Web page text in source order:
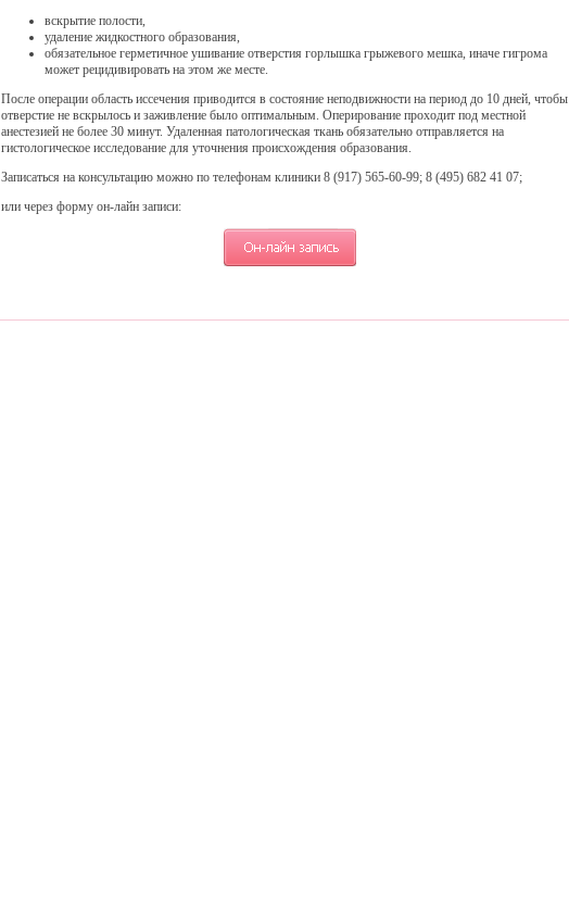
вскрытие полости,
удаление жидкостного образования,
обязательное герметичное ушивание отверстия горлышка грыжевого мешка, иначе гигрома
может рецидивировать на этом же месте.
После операции область иссечения приводится в состояние неподвижности на период до 10 дней, чтобы
отверстие не вскрылось и заживление было оптимальным. Оперирование проходит под местной
анестезией не более 30 минут. Удаленная патологическая ткань обязательно отправляется на
гистологическое исследование для уточнения происхождения образования.
Записаться на консультацию можно по телефонам клиники 8 (917) 565-60-99; 8 (495) 682 41 07;
или через форму он-лайн записи: